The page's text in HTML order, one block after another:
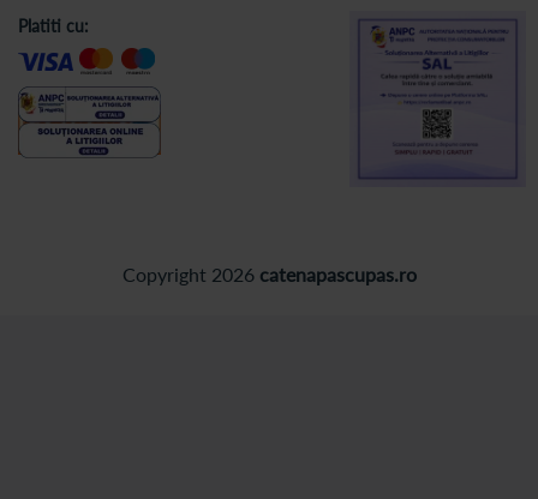
Copyright 2026 catenapascupas.ro
Platiti cu: